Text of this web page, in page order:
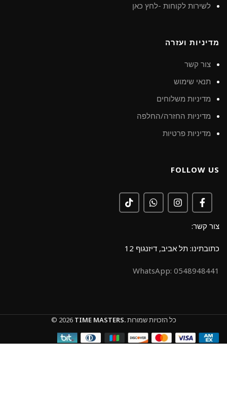
לשירות לקוחות -לחץ כאן
מדיניות ועזרה
צור קשר
תנאי שימוש
מדיניות משלוחים
מדיניות החזרה/החלפה
מדיניות פרטיות
FOLLOW US
צור קשר:
כתובתינו: תל אביב, דיזנגוף 12
0548948441 :WhatsApp
© 2026 TIME MASTERS.כל הזכויות שמורות